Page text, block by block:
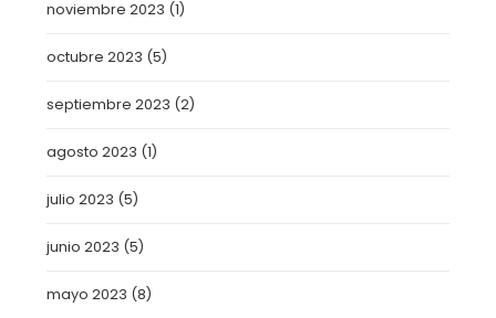
noviembre 2023 (1)
octubre 2023 (5)
septiembre 2023 (2)
agosto 2023 (1)
julio 2023 (5)
junio 2023 (5)
mayo 2023 (8)